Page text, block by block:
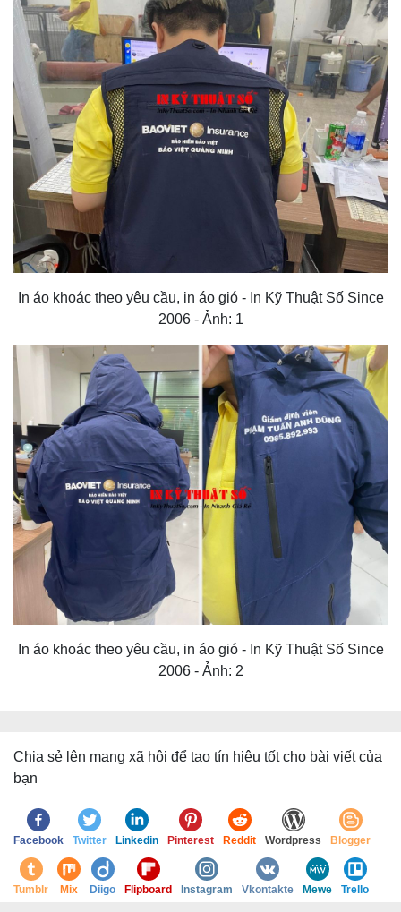
In áo khoác theo yêu cầu, in áo gió - In Kỹ Thuật Số Since
2006 - Ảnh: 1
In áo khoác theo yêu cầu, in áo gió - In Kỹ Thuật Số Since
2006 - Ảnh: 2
Chia sẻ lên mạng xã hội để tạo tín hiệu tốt cho bài viết của
bạn
Facebook Twitter Linkedin Pinterest Reddit Wordpress Blogger
Tumblr Mix Diigo Flipboard Instagram Vkontakte Mewe Trello